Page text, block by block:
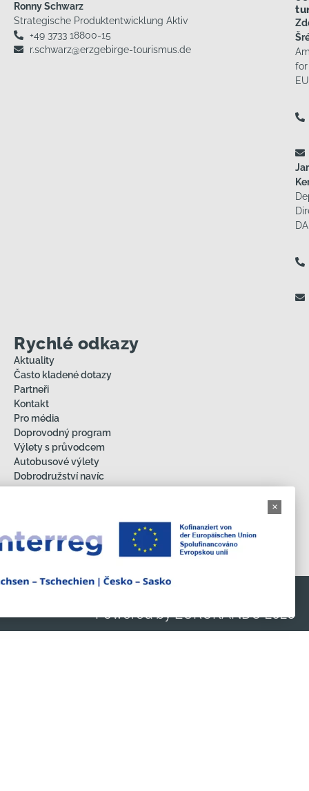
Ronny Schwarz
Strategische Produktentwicklung Aktiv
+49 3733 18800-15
r.schwarz@erzgebirge-tourismus.de
for
Rychlé odkazy
Aktuality
Často kladené dotazy
Partneři
Kontakt
Pro média
Doprovodný program
Výlety s průvodcem
Autobusové výlety
Dobrodružství navíc
O projektu
Powered by EURORANDO 2026